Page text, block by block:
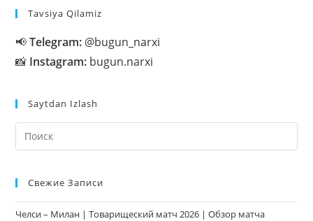
Tavsiya Qilamiz
📢Telegram: @bugun_narxi
📸 Instagram: bugun.narxi
Saytdan Izlash
Свежие Записи
Челси – Милан | Товарищеский матч 2026 | Обзор матча